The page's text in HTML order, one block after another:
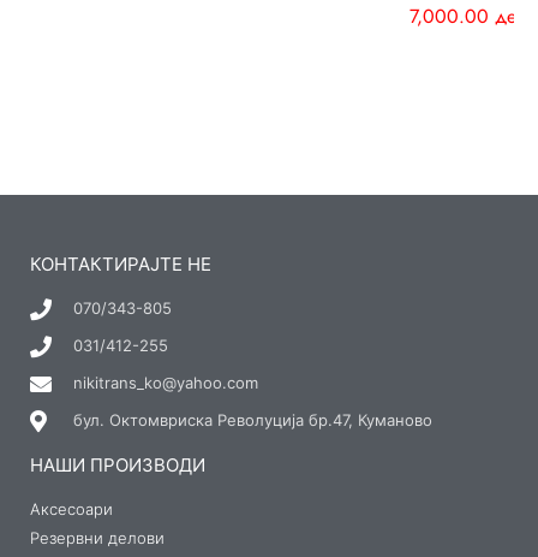
7,000.00 ден
КОНТАКТИРАЈТЕ НЕ
070/343-805
031/412-255
nikitrans_ko@yahoo.com
бул. Октомвриска Револуција бр.47, Куманово
НАШИ ПРОИЗВОДИ
Аксесоари
Резервни делови